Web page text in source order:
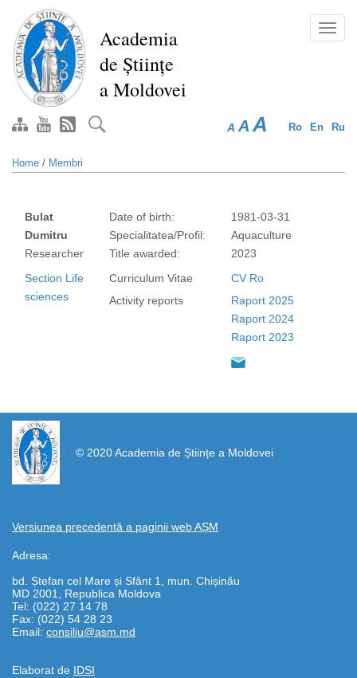
main
content
Academia
de Științe
a Moldovei
Ro En Ru
A A A
Home / Membri
Bulat
Dumitru
Researcher
Date of birth:
Specialitatea/Profil:
Title awarded:
1981-03-31
Aquaculture
2023
Section Life
sciences
Curriculum Vitae
Activity reports
CV Ro
Raport 2025
Raport 2024
Raport 2023
© 2020 Academia de Științe a Moldovei
Versiunea precedentă a paginii web AȘM
Adresa:
bd. Ștefan cel Mare și Sfânt 1, mun. Chișinău
MD 2001, Republica Moldova
Tel: (022) 27 14 78
Fax: (022) 54 28 23
Email: consiliu@asm.md
Elaborat de IDSI
https://propletenie.ru/